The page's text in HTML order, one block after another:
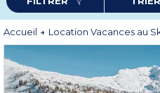
après le ski.
Côté restauration, profitez de
maximum de flexibilité.
Et pour les amateurs de glisse, facilitez
partenariatsavec les écoles de ski,
Réservez dès maintenant votre
inoubliable à la montagne !
Accueil Location Vacances au